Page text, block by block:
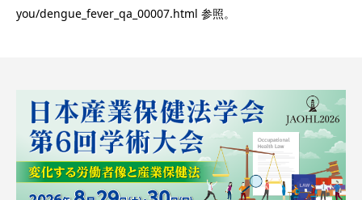
you/dengue_fever_qa_00007.html 参照。